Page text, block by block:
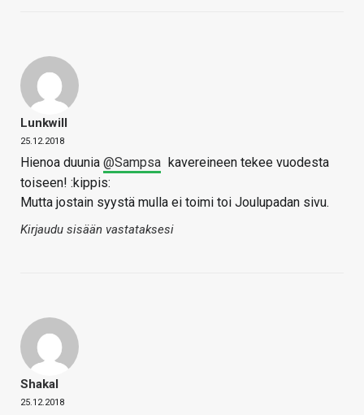
Lunkwill
25.12.2018
Hienoa duunia @Sampsa kavereineen tekee vuodesta
toiseen! :kippis:
Mutta jostain syystä mulla ei toimi toi Joulupadan sivu.
Kirjaudu sisään vastataksesi
Shakal
25.12.2018